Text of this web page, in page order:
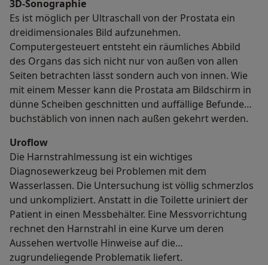
3D-Sonographie
Es ist möglich per Ultraschall von der Prostata ein
dreidimensionales Bild aufzunehmen.
Computergesteuert entsteht ein räumliches Abbild
des Organs das sich nicht nur von außen von allen
Seiten betrachten lässt sondern auch von innen. Wie
mit einem Messer kann die Prostata am Bildschirm in
dünne Scheiben geschnitten und auffällige Befunde
buchstäblich von innen nach außen gekehrt werden.
Uroflow
Die Harnstrahlmessung ist ein wichtiges
Diagnosewerkzeug bei Problemen mit dem
Wasserlassen. Die Untersuchung ist völlig schmerzlos
und unkompliziert. Anstatt in die Toilette uriniert der
Patient in einen Messbehälter. Eine Messvorrichtung
rechnet den Harnstrahl in eine Kurve um deren
Aussehen wertvolle Hinweise auf die
zugrundeliegende Problematik liefert.